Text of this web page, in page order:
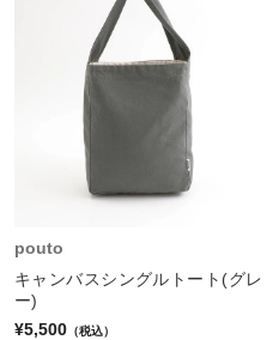
pouto
キャンバスシングルトート(グレ
ー)
¥5,500 （税込）